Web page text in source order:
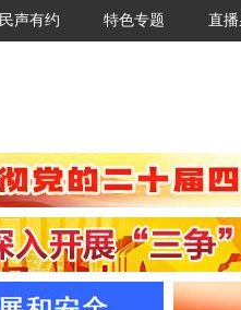
民声有约 特色专题 直播